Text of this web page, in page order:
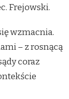
Frejowski.
wzmacnia.
– z rosnącą
coraz